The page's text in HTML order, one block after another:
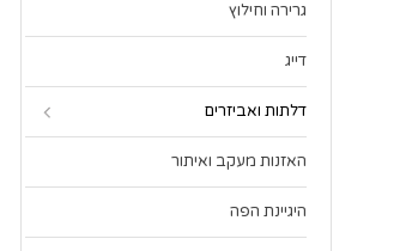
גרירה וחילוץ
דייג
דלתות ואביזרים
האזנות מעקב ואיתור
היגיינת הפה